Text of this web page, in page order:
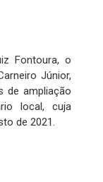
Fontoura, o
Júnior,
de ampliação
local, cuja
de 2021.